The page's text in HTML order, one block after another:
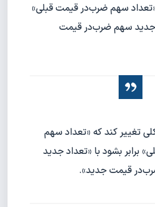
سهم ضرب‌در قیمت قبلی»
جدید سهم ضرب‌در قیمت
تغییر کند که «تعداد سهم
برابر بشود با «تعداد جدید
قیمت جدید».